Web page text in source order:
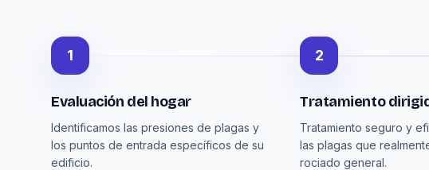
1
Evaluación del hogar
Identificamos las presiones de plagas y
los puntos de entrada específicos de su
edificio.
2
Tratamiento
Tratamiento seguro y
las plagas que
rociado general.